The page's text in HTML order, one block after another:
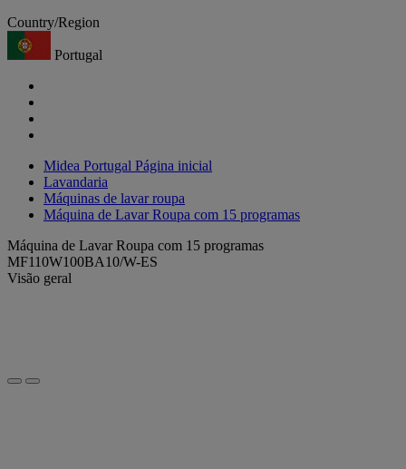
Country/Region
Portugal
Midea Portugal Página inicial
Lavandaria
Máquinas de lavar roupa
Máquina de Lavar Roupa com 15 programas
Máquina de Lavar Roupa com 15 programas
MF110W100BA10/W-ES
Visão geral